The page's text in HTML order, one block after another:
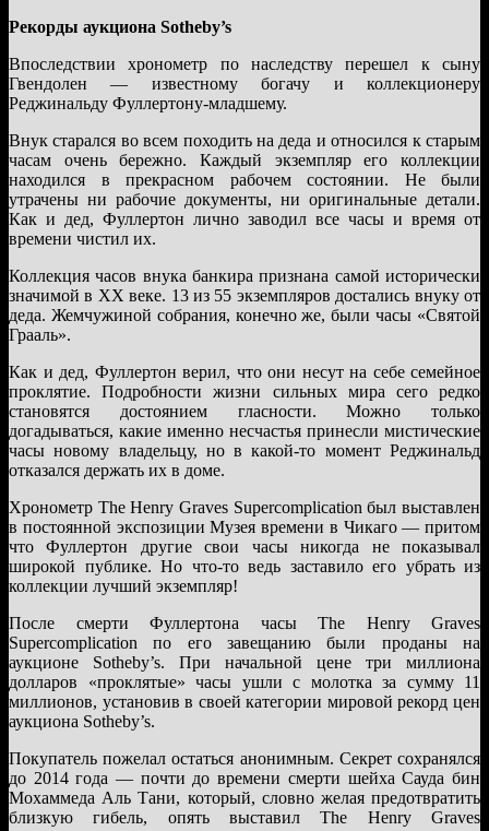
Рекорды аукциона Sotheby’s
Впоследствии хронометр по наследству перешел к сыну
Гвендолен — известному богачу и коллекционеру
Реджинальду Фуллертону-младшему.
Внук старался во всем походить на деда и относился к старым
часам очень бережно. Каждый экземпляр его коллекции
находился в прекрасном рабочем состоянии. Не были
утрачены ни рабочие документы, ни оригинальные детали.
Как и дед, Фуллертон лично заводил все часы и время от
времени чистил их.
Коллекция часов внука банкира признана самой исторически
значимой в XX веке. 13 из 55 экземпляров достались внуку от
деда. Жемчужиной собрания, конечно же, были часы «Святой
Грааль».
Как и дед, Фуллертон верил, что они несут на себе семейное
проклятие. Подробности жизни сильных мира сего редко
становятся достоянием гласности. Можно только
догадываться, какие именно несчастья принесли мистические
часы новому владельцу, но в какой-то момент Реджинальд
отказался держать их в доме.
Хронометр The Henry Graves Supercomplication был выставлен
в постоянной экспозиции Музея времени в Чикаго — притом
что Фуллертон другие свои часы никогда не показывал
широкой публике. Но что-то ведь заставило его убрать из
коллекции лучший экземпляр!
После смерти Фуллертона часы The Henry Graves
Supercomplication по его завещанию были проданы на
аукционе Sotheby’s. При начальной цене три миллиона
долларов «проклятые» часы ушли с молотка за сумму 11
миллионов, установив в своей категории мировой рекорд цен
аукциона Sotheby’s.
Покупатель пожелал остаться анонимным. Секрет сохранялся
до 2014 года — почти до времени смерти шейха Сауда бин
Мохаммеда Аль Тани, который, словно желая предотвратить
близкую гибель, опять выставил The Henry Graves